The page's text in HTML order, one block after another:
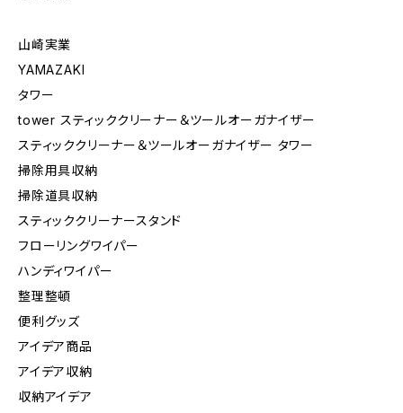
山崎実業
YAMAZAKI
タワー
tower スティッククリーナー＆ツールオーガナイザー
スティッククリーナー＆ツールオーガナイザー タワー
掃除用具収納
掃除道具収納
スティッククリーナースタンド
フローリングワイパー
ハンディワイパー
整理整頓
便利グッズ
アイデア商品
アイデア収納
収納アイデア